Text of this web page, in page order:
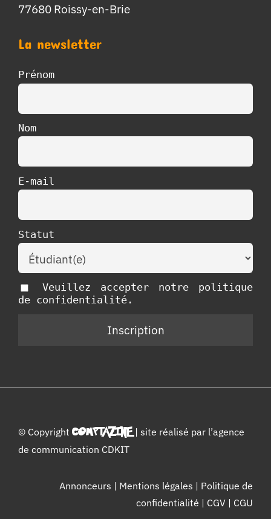
77680 Roissy-en-Brie
La newsletter
Prénom
Nom
E-mail
Statut
Veuillez accepter notre politique
de confidentialité.
© Copyright COMPTAZINE| site réalisé par l’agence
de communication CDKIT
Annonceurs | Mentions légales | Politique de
confidentialité | CGV | CGU